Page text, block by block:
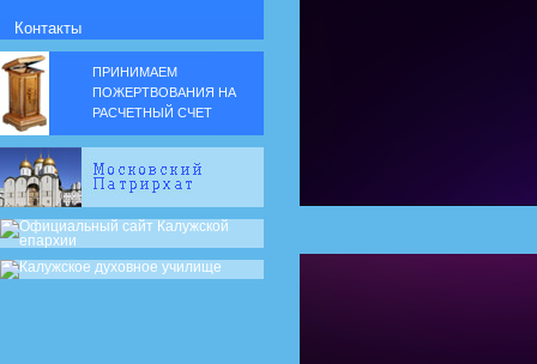
Контакты
ПРИНИМАЕМ
ПОЖЕРТВОВАНИЯ НА
РАСЧЕТНЫЙ СЧЕТ